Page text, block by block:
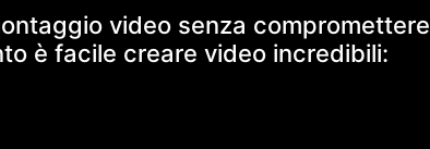
video senza compromettere
è facile creare video incredibili: